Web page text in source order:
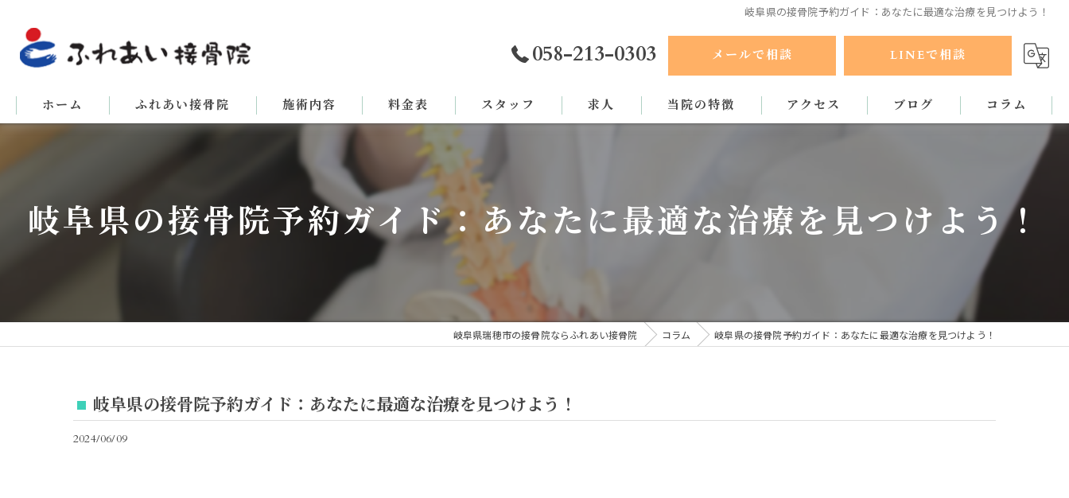
岐阜県の接骨院予約ガイド：あなたに最適な治療を見つけよう！
058-213-0303 メールで相談 LINEで相談
ホーム ふれあい接骨院 施術内容 料金表 スタッフ 求人 当院の特徴
姿勢矯正
アクセス ブログ コラム
岐阜県の接骨院予約ガイド：あなたに最適な治療を見つけよう！
岐阜県瑞穂市の接骨院ならふれあい接骨院 コラム 岐阜県の接骨院予約ガイド：あなたに最適な治療を見つけよう！
岐阜県の接骨院予約ガイド：あなたに最適な治療を見つけよう！
2024/06/09